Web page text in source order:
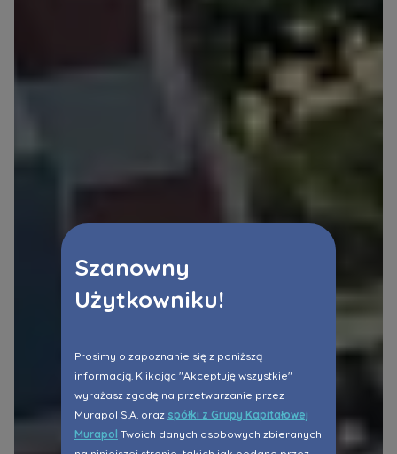
Szanowny
Użytkowniku!
Prosimy o zapoznanie się z poniższą
informacją. Klikając "Akceptuję wszystkie"
wyrażasz zgodę na przetwarzanie przez
Murapol S.A. oraz spółki z Grupy Kapitałowej
Murapol Twoich danych osobowych zbieranych